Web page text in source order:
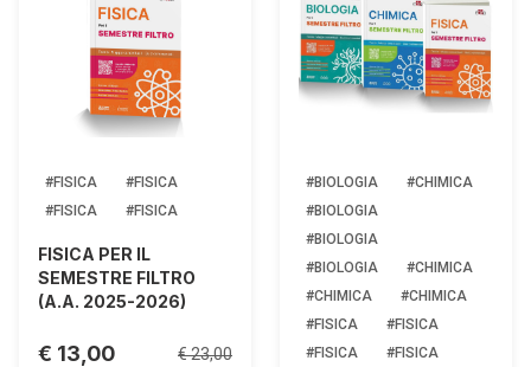
#FISICA
#FISICA
#FISICA
#FISICA
FISICA PER IL
SEMESTRE FILTRO
(A.A. 2025-2026)
€ 13,00 € 23,00
#BIOLOGIA
#CHIMICA
#BIOLOGIA
#BIOLOGIA
#BIOLOGIA
#CHIMICA
#CHIMICA
#CHIMICA
#FISICA
#FISICA
#FISICA
#FISICA